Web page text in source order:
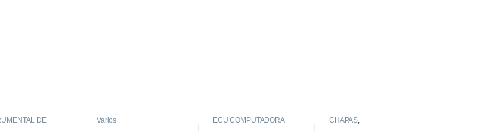
DE
Varios ECU COMPUTADORA CHAPAS